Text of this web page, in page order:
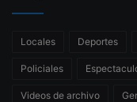
Locales Deportes
Policiales
Videos de archivo